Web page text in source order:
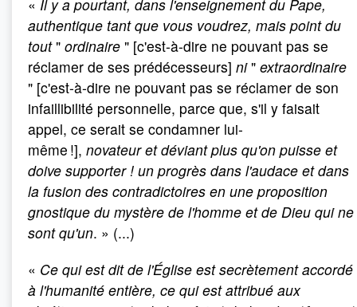
« Il y a pourtant, dans l'enseignement du Pape,
authentique tant que vous voudrez, mais point du
tout " ordinaire " [c'est-à-dire ne pouvant pas se
réclamer de ses prédécesseurs] ni " extraordinaire
" [c'est-à-dire ne pouvant pas se réclamer de son
infaillibilité personnelle, parce que, s'il y faisait
appel, ce serait se condamner lui-
même !], novateur et déviant plus qu'on puisse et
doive supporter ! un progrès dans l'audace et dans
la fusion des contradictoires en une proposition
gnostique du mystère de l'homme et de Dieu qui ne
sont qu'un. » (...)
« Ce qui est dit de l'Église est secrètement accordé
à l'humanité entière, ce qui est attribué aux